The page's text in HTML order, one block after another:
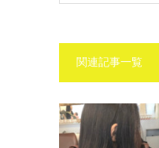
関連記事一覧